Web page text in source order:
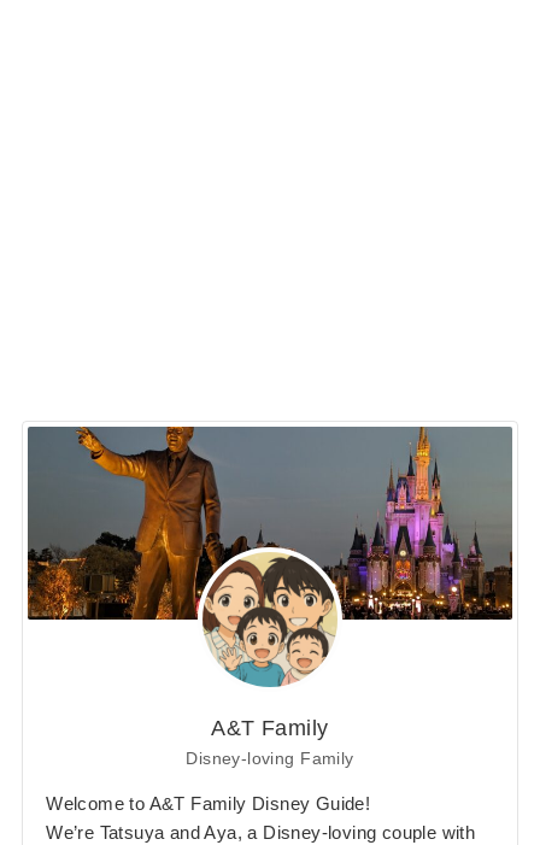
A&T Family
Disney-loving Family
Welcome to A&T Family Disney Guide!
We’re Tatsuya and Aya, a Disney-loving couple with